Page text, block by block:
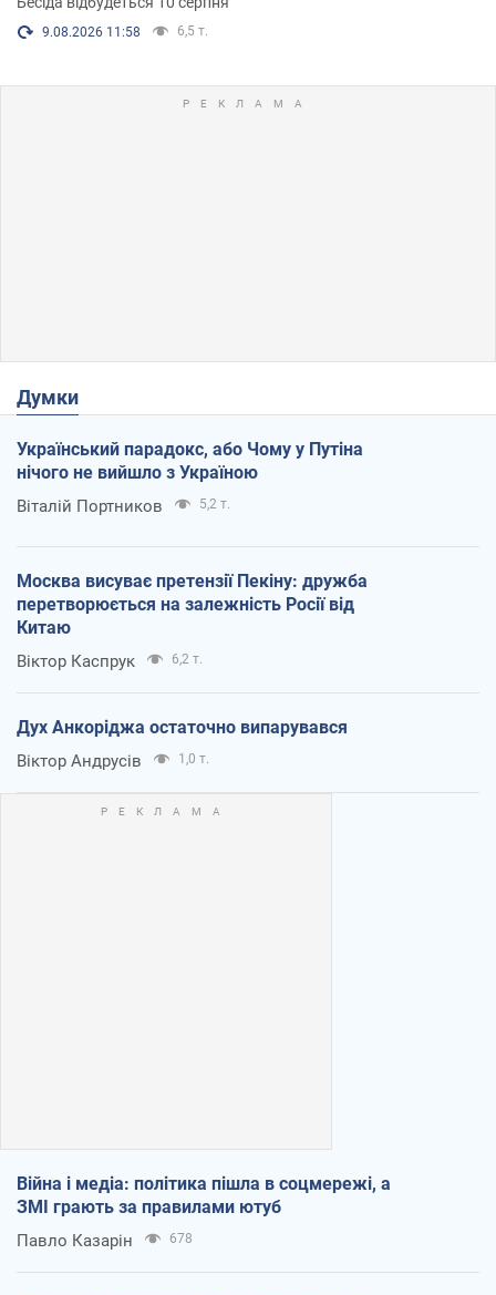
9.08.2026 11:58 6,5 т.
Думки
Український парадокс, або Чому у Путіна
нічого не вийшло з Україною
Віталій Портников 5,2 т.
Москва висуває претензії Пекіну: дружба
перетворюється на залежність Росії від
Китаю
Віктор Каспрук 6,2 т.
Дух Анкоріджа остаточно випарувався
Віктор Андрусів 1,0 т.
Війна і медіа: політика пішла в соцмережі, а
ЗМІ грають за правилами ютуб
Павло Казарін 678